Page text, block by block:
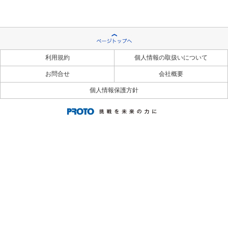
利用規約 個人情報の取扱いについて
お問合せ 会社概要
個人情報保護方針